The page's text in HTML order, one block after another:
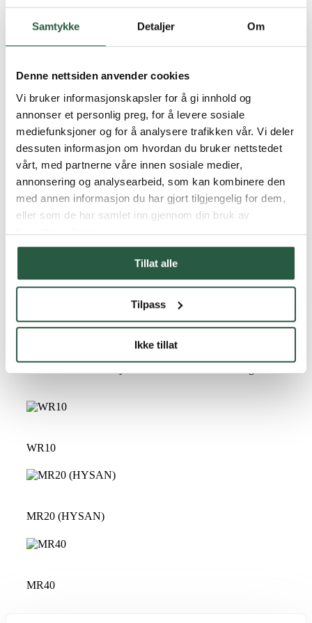
Samtykke Detaljer Om
Denne nettsiden anvender cookies
Vi bruker informasjonskapsler for å gi innhold og
annonser et personlig preg, for å levere sosiale
mediefunksjoner og for å analysere trafikken vår. Vi deler
dessuten informasjon om hvordan du bruker nettstedet
vårt, med partnerne våre innen sosiale medier,
annonsering og analysearbeid, som kan kombinere den
med annen informasjon du har gjort tilgjengelig for dem,
eller som de har samlet inn gjennom din bruk av
tjenestene deres.
Tillat alle
Tilpass
Ikke tillat
Produkter for rengjøring og desinfeksjon etter
vannskader
Oversikt over vannskader
Vannskader oppstår når byggematerialer utsettes for fukt eller
vanninntrengning - typisk som følge av lekkasjer,
oversvømmelser eller feilaktige installasjoner. Fuktige
konstruksjoner skaper ideelle vekstforhold for mugg og bakterier,
noe som kan føre til både helseproblemer og bygningsskader.
Produkter for rengjøring og desinfisering av
vannskader
WR10: Desinfisering av overflater og løsøre etter
WR10
MR20 (HYSAN)
MR40